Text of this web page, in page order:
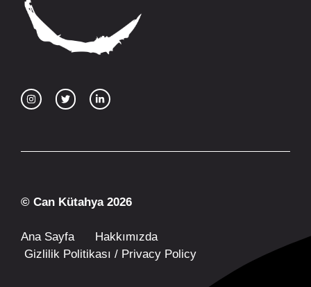
© Can Kütahya 2026
Ana Sayfa
Hakkımızda
Gizlilik Politikası / Privacy Policy